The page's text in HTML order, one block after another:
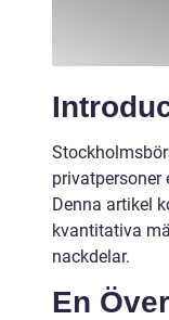
privatpersoner
Denna artikel
kvantitativa
nackdelar.
En